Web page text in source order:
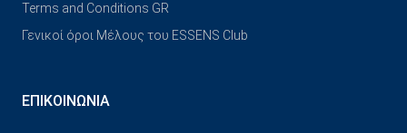
Terms and Conditions GR
Γενικοί όροι Μέλους του ESSENS Club
ΕΠΙΚΟΙΝΩΝΊΑ